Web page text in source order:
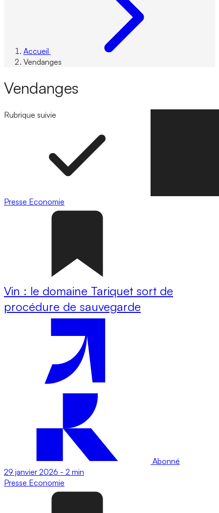
Accueil
Vendanges
Vendanges
Rubrique suivie
Presse Economie
Vin : le domaine Tariquet sort de
procédure de sauvegarde
Abonné
29 janvier 2026 - 2 min
Presse Economie